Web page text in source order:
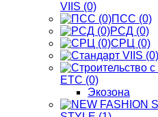
VIIS (0)
ПСС (0)
РСД (0)
СРЦ (0)
ЕТС (0)
Экозона